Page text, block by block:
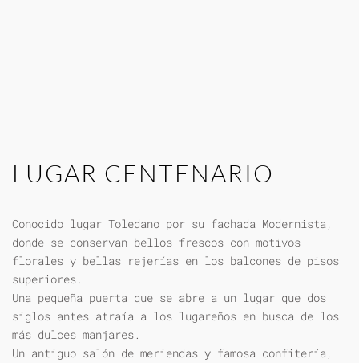
LUGAR CENTENARIO
Conocido lugar Toledano por su fachada Modernista,
donde se conservan bellos frescos con motivos
florales y bellas rejerías en los balcones de pisos
superiores.
Una pequeña puerta que se abre a un lugar que dos
siglos antes atraía a los lugareños en busca de los
más dulces manjares.
Un antiguo salón de meriendas y famosa confitería,